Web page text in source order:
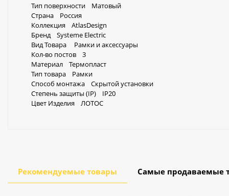
Тип поверхности Матовый
Страна Россия
Коллекция AtlasDesign
Бренд Systeme Electric
Вид Товара Рамки и аксессуары
Кол-во постов 3
Материал Термопласт
Тип товара Рамки
Способ монтажа Скрытой установки
Степень защиты (IP) IP20
Цвет Изделия ЛОТОС
Рекомендуемые товары Самые продаваемые